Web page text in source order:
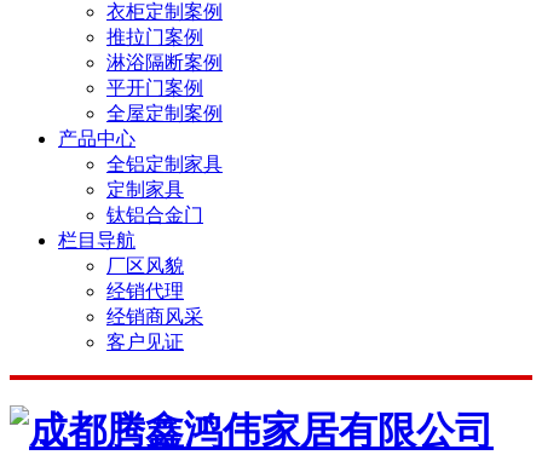
衣柜定制案例
推拉门案例
淋浴隔断案例
平开门案例
全屋定制案例
产品中心
全铝定制家具
定制家具
钛铝合金门
栏目导航
厂区风貌
经销代理
经销商风采
客户见证